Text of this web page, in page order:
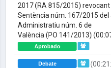
2017 (RA 815/2015) revocant
Sentència núm. 167/2015
Administratiu núm. 6 de
València (PO 141/2013)
Aprobado
Debate